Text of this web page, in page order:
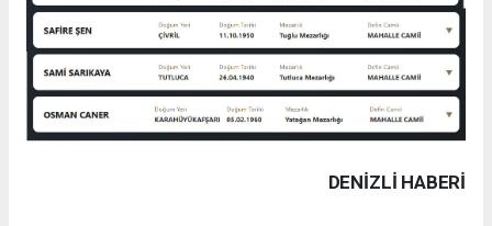
DENIZLI HABERİ